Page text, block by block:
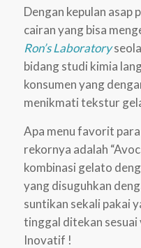
Dengan kepulan asap
cairan yang bisa
Ron’s Laboratory
bidang studi kimia
konsumen yang
menikmati tekstur
Apa menu favorit
rekornya adalah
kombinasi gelato
yang disuguhkan
suntikan sekali pakai
tinggal ditekan sesuai
Inovatif !